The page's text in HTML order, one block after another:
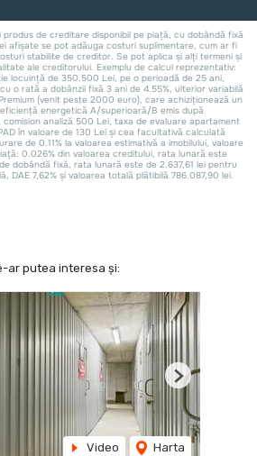
ar putea interesa și:
Video Harta
Next